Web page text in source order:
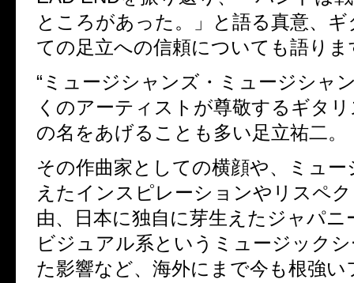
ところがあった。」と語る真意、
ての足立への信頼についても語りま
“ミュージシャンズ・ミュージシャ
くのアーティストが尊敬するギタ
の名をあげることも多い足立祐二。
その作曲家としての横顔や、ミュ
えたインスピレーションやリスペ
由、日本に独自に芽生えたジャパニ
ビジュアル系というミュージック
た影響など、海外にまで今も根強い